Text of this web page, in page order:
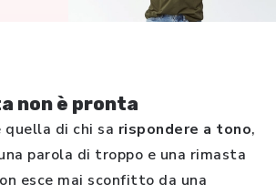
non è pronta
di chi sa rispondere a tono,
parola di troppo e una rimasta
esce mai sconfitto da una